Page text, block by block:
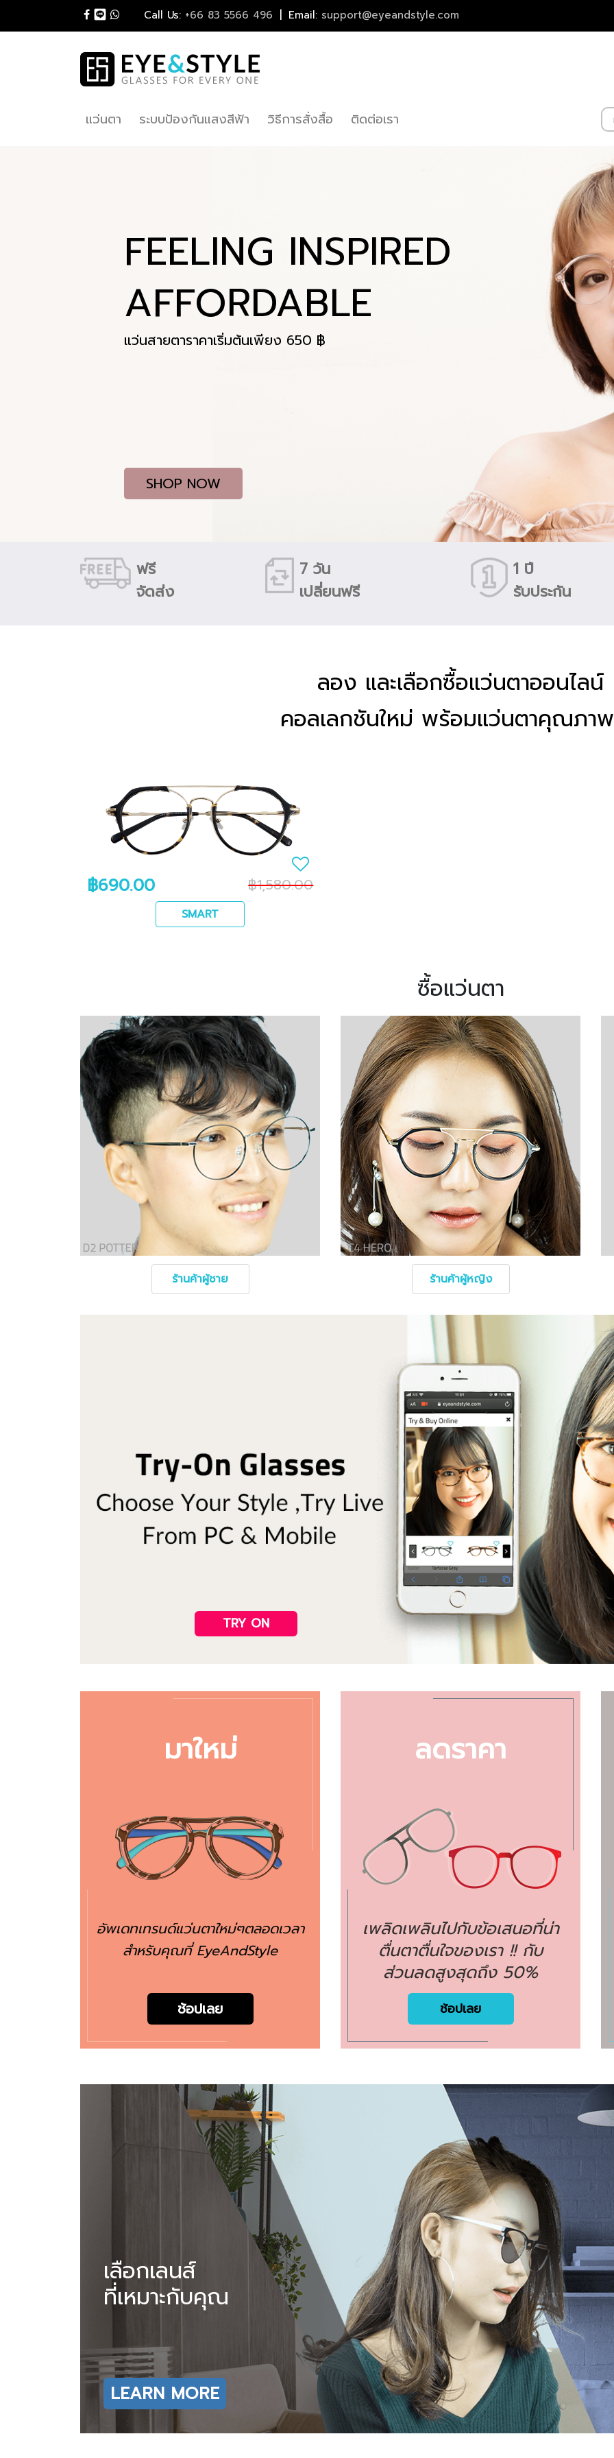
Call Us: +66 83 5566 496 | Email: support@eyeandstyle.com
แว่นตา ระบบป้องกันแสงสีฟ้า วิธีการสั่งสื้อ ติดต่อเรา
FEELING INSPIRED
AFFORDABLE
แว่นสายตาราคาเริ่มต้นเพียง 650 ฿
SHOP NOW
ฟรี
จัดส่ง
7 วัน
เปลี่ยนฟรี
1 ปี
รับประกัน
ลอง และเลือกซื้อแว่นตาออนไลน์
คอลเลกชันใหม่ พร้อมแว่นตาคุณภา
฿690.00 ฿1,580.00
SMART
ซื้อแว่นตา
ร้านค้าผู้ชาย ร้านค้าผู้หญิง
TRY ON
มาใหม่
อัพเดทเทรนด์แว่นตาใหม่ๆตลอดเวลา
สำหรับคุณที่ EyeAndStyle
ช้อปเลย
ลดราคา
เพลิดเพลินไปกับข้อเสนอที่น่า
ตื่นตาตื่นใจของเรา !! กับ
ส่วนลดสูงสุดถึง 50%
ช้อปเลย
เลือกเลนส์
ที่เหมาะกับคุณ
LEARN MORE